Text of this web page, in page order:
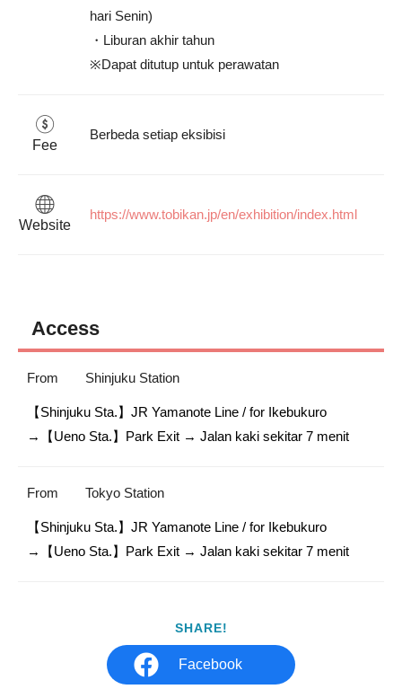
hari Senin)
・Liburan akhir tahun
※Dapat ditutup untuk perawatan
Fee
Berbeda setiap eksibisi
Website
https://www.tobikan.jp/en/exhibition/index.html
Access
From Shinjuku Station
【Shinjuku Sta.】JR Yamanote Line / for Ikebukuro
→【Ueno Sta.】Park Exit → Jalan kaki sekitar 7 menit
From Tokyo Station
【Shinjuku Sta.】JR Yamanote Line / for Ikebukuro
→【Ueno Sta.】Park Exit → Jalan kaki sekitar 7 menit
SHARE!
Facebook